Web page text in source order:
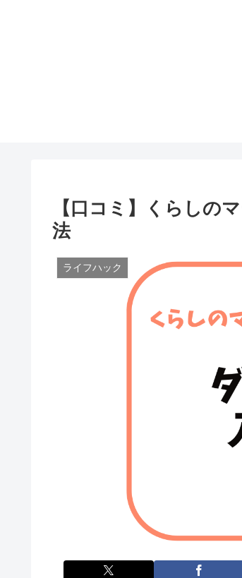
【口コミ】くらしの
法
ライフハック